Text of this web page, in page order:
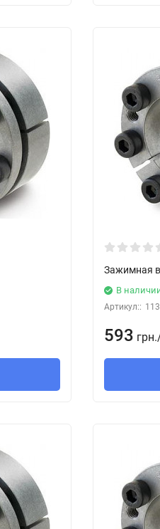
Зажимная
В
Артикул::
593 грн.